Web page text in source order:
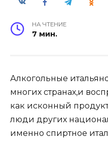
НА ЧТЕНИЕ
7 мин.
Алкогольные
многих странах,и
как исконный
люди других
именно спиртное